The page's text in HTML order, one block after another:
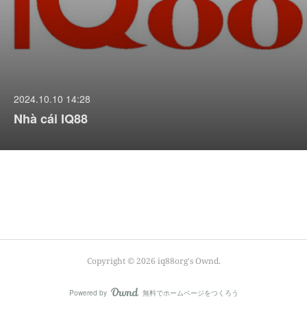
2024.10.10 14:28
Nhà cái IQ88
Copyright ©2026 iq88org's Ownd.
Powered by AmebaOwnd
無料でホームページをつくろう